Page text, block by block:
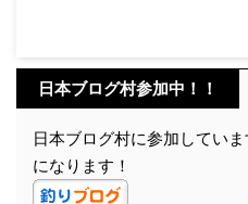
日本ブログ村参加中！！
日本ブログ村に参加してい
になります！